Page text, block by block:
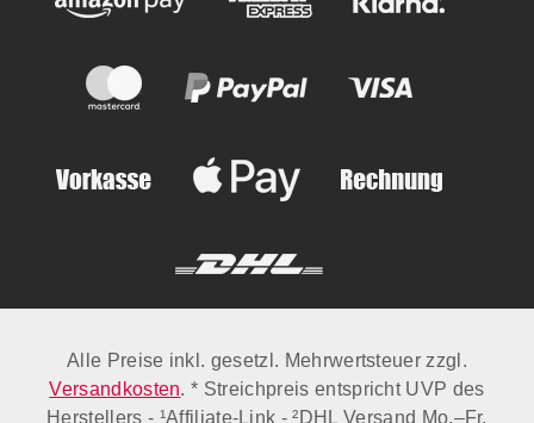
Alle Preise inkl. gesetzl. Mehrwertsteuer zzgl.
Versandkosten. * Streichpreis entspricht UVP des
Herstellers - ¹Affiliate-Link - ²DHL Versand Mo.–Fr.